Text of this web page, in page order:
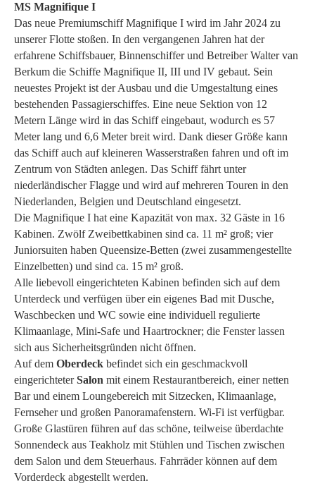
MS Magnifique I
Das neue Premiumschiff Magnifique I wird im Jahr 2024 zu
unserer Flotte stoßen. In den vergangenen Jahren hat der
erfahrene Schiffsbauer, Binnenschiffer und Betreiber Walter van
Berkum die Schiffe Magnifique II, III und IV gebaut. Sein
neuestes Projekt ist der Ausbau und die Umgestaltung eines
bestehenden Passagierschiffes. Eine neue Sektion von 12
Metern Länge wird in das Schiff eingebaut, wodurch es 57
Meter lang und 6,6 Meter breit wird. Dank dieser Größe kann
das Schiff auch auf kleineren Wasserstraßen fahren und oft im
Zentrum von Städten anlegen. Das Schiff fährt unter
niederländischer Flagge und wird auf mehreren Touren in den
Niederlanden, Belgien und Deutschland eingesetzt.
Die Magnifique I hat eine Kapazität von max. 32 Gäste in 16
Kabinen. Zwölf Zweibettkabinen sind ca. 11 m² groß; vier
Juniorsuiten haben Queensize-Betten (zwei zusammengestellte
Einzelbetten) und sind ca. 15 m² groß.
Alle liebevoll eingerichteten Kabinen befinden sich auf dem
Unterdeck und verfügen über ein eigenes Bad mit Dusche,
Waschbecken und WC sowie eine individuell regulierte
Klimaanlage, Mini-Safe und Haartrockner; die Fenster lassen
sich aus Sicherheitsgründen nicht öffnen.
Auf dem Oberdeck befindet sich ein geschmackvoll
eingerichteterSalon mit einem Restaurantbereich, einer netten
Bar und einem Loungebereich mit Sitzecken, Klimaanlage,
Fernseher und großen Panoramafenstern. Wi-Fi ist verfügbar.
Große Glastüren führen auf das schöne, teilweise überdachte
Sonnendeck aus Teakholz mit Stühlen und Tischen zwischen
dem Salon und dem Steuerhaus. Fahrräder können auf dem
Vorderdeck abgestellt werden.